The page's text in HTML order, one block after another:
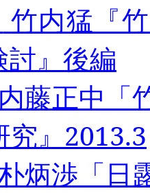
竹内猛『
』後編
藤正中
究』2013.3
炳渉「